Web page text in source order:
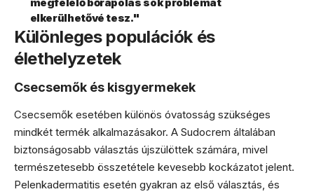
elkerülhetővé tesz."
Különleges populációk és
élethelyzetek
Csecsemők és kisgyermekek
Csecsemők esetében különös óvatosság szükséges
mindkét termék alkalmazásakor. A Sudocrem általában
biztonságosabb választás újszülöttek számára, mivel
természetesebb összetétele kevesebb kockázatot jelent.
Pelenkadermatitis esetén gyakran az első választás, és